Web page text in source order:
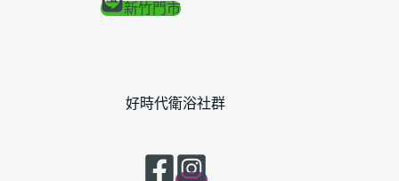
新竹門市
好時代衛浴社群